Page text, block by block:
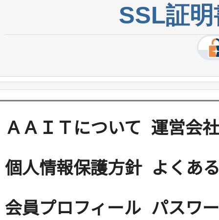
SSL証
ＡＡＩＴについて 運営会社
個人情報保護方針 よくあ
会員プロフィール パスワ